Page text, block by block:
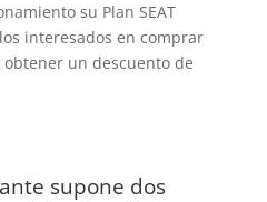
su Plan SEAT
interesados en comprar
un descuento de
supone dos